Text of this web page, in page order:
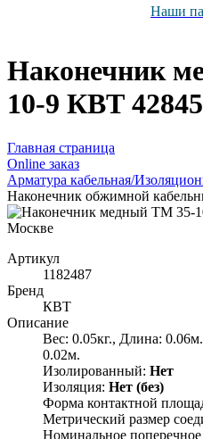
Наши
Наконечник
10-9 КВТ 42845
Главная страница
Оnline заказ
Арматура кабельная/
Наконечник обжимной
Артикул
1182487
Бренд
КВТ
Описание
Вес: 0.05кг., Длина:
0.02м.
Изолированный: Нет
Изоляция: Нет (без)
Форма контактной
Метрический размер
Номинальное поперечное